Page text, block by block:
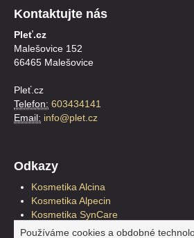
Kontaktujte nás
Pleť.cz
Malešovice 152
66465 Malešovice
Pleť.cz
Telefon: 603434141
Email: info@plet.cz
Odkazy
Kosmetika Alcina
Kosmetika Alpecin
Kosmetika SynCare
Kosmetika Plantur39
Používáme cookies a obdobné